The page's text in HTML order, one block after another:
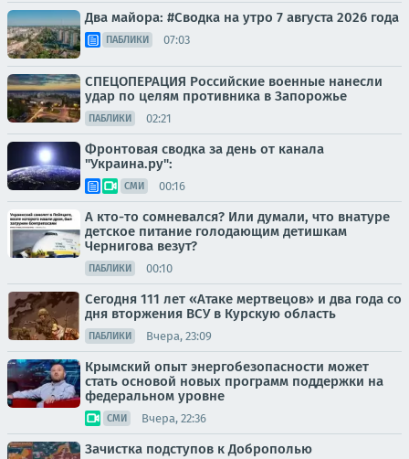
Два майора: #Сводка на утро 7 августа 2026 года
ПАБЛИКИ 07:03
СПЕЦОПЕРАЦИЯ Российские военные нанесли
удар по целям противника в Запорожье
ПАБЛИКИ 02:21
Фронтовая сводка за день от канала
"Украина.ру":
СМИ 00:16
А кто-то сомневался? Или думали, что внатуре
детское питание голодающим детишкам
Чернигова везут?
ПАБЛИКИ 00:10
Сегодня 111 лет «Атаке мертвецов» и два года со
дня вторжения ВСУ в Курскую область
ПАБЛИКИ Вчера, 23:09
Крымский опыт энергобезопасности может
стать основой новых программ поддержки на
федеральном уровне
СМИ Вчера, 22:36
Зачистка подступов к Доброполью